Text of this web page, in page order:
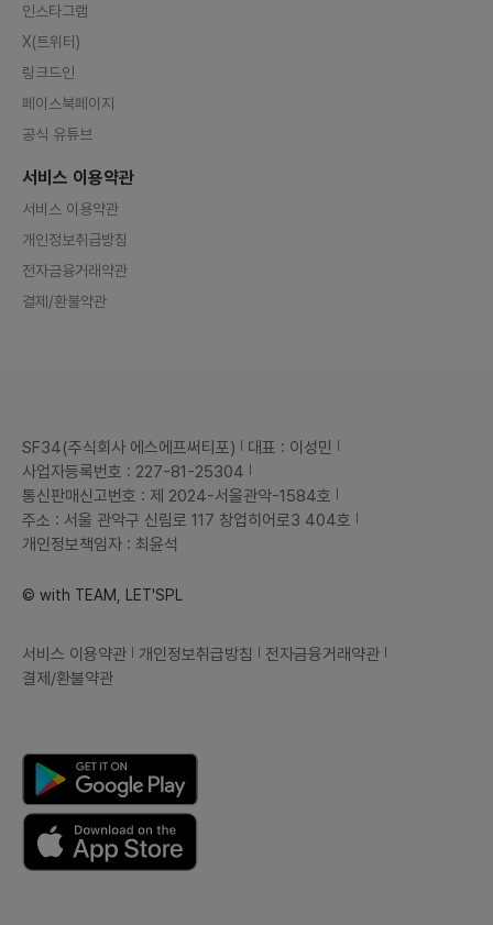
인스타그램
X(트위터)
링크드인
페이스북페이지
공식 유튜브
서비스 이용약관
서비스 이용약관
개인정보취급방침
전자금융거래약관
결제/환불약관
SF34(주식회사 에스에프써티포)
대표 : 이성민
사업자등록번호 : 227-81-25304
통신판매신고번호 : 제 2024-서울관악-1584호
주소 : 서울 관악구 신림로 117 창업히어로3 404호
개인정보책임자 : 최윤석
© with TEAM, LET'SPL
서비스 이용약관 개인정보취급방침
전자금융거래약관
결제/환불약관